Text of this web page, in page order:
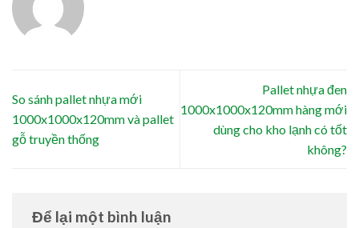
So sánh pallet nhựa mới
1000x1000x120mm và pallet
gỗ truyền thống
Pallet nhựa đen
1000x1000x120mm hàng mới
dùng cho kho lạnh có tốt
không?
Để lại một bình luận